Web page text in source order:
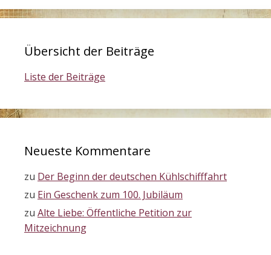
Übersicht der Beiträge
Liste der Beiträge
Neueste Kommentare
zu Der Beginn der deutschen Kühlschifffahrt
zu Ein Geschenk zum 100. Jubiläum
zu Alte Liebe: Öffentliche Petition zur
Mitzeichnung